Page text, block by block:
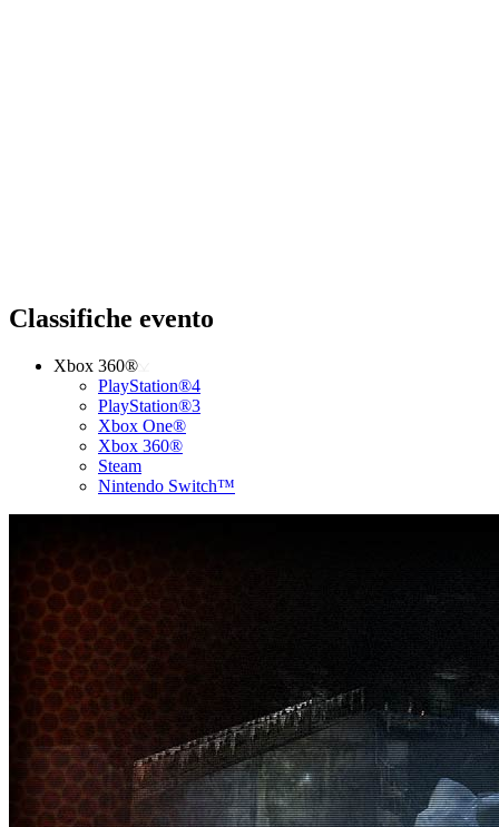
Classifiche evento
Xbox 360®
PlayStation®4
PlayStation®3
Xbox One®
Xbox 360®
Steam
Nintendo Switch™